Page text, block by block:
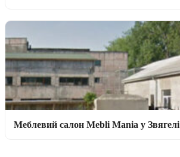
Меблевий салон Mebli Mania у Звягелі